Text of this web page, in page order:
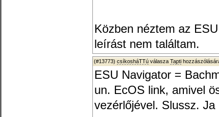
Közben néztem az
leírást nem találtam.
(#13773) csíkosháTTú válasza Tapti
ESU Navigator =
un. EcOS link, amivel
vezérlőjével. Slussz.